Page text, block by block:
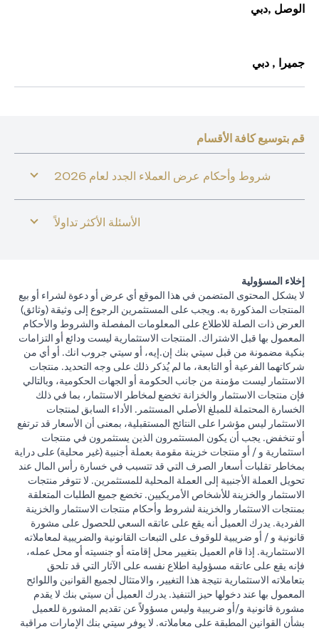
الوصل ,دبي
جميرا , دبي
قم بتوسيع كافة الأقسام
شروط وأحكام عرض العملاء الجدد لعام 2026
الأسئلة الأكثر تداولاً
إخلاء المسؤولية
لا يشكل المحتوى المتضمن في هذا الموقع أي عرض أو دعوة لشراء أو بيع
المنتجات المذكورة به. ويجب على المستثمرين الرجوع إلى وثيقة (وثائق)
العرض ذات الصلة للاطلاع على المعلومات المفصلة والشروط والأحكام
المعمول بها قبل الاشتراك. المنتجات الاستثمارية ليست ودائع أو التزامات
بنكية مضمونة من قبل سيتي بنك إن.إيه، أو سيتي جروب انك. أو أي من
شركاتهما الفرعية أو التابعة، ما لم يُذكر ذلك على وجه التحديد. منتجات
الاستثمار ليست مؤمنة من جانب الحكومة أو الجهات الحكومية، وبالتالي
فإن منتجات الاستثمار والخزانة تخضع لمخاطر الاستثمار، بما في ذلك
الخسارة المحتملة للمبلغ الأصلي المستثمر. الأداء السابق لمنتجات
الاستثمار ليس مؤشرا على النتائج المستقبلية، بمعنى أن الأسعار قد ترتفع
أو تنخفض. يجب أن يكون المستثمرون الذين يستثمرون في منتجات
استثمارية و / أو منتجات خزينة مقومة بعملة أجنبية (غير محلية) على دراية
بمخاطر تقلبات أسعار الصرف التي قد تتسبب في خسارة رأس المال عند
تحويل العملة الأجنبية إلى العملة المحلية للمستثمرين. لا تتوفر منتجات
الاستثمار والخزينة للأشخاص الأمريكيين. تخضع جميع الطلبات المتعلقة
بمنتجات الاستثمار والخزينة لشروط وأحكام منتجات الاستثمار والخزينة
الفردية. يدرك العميل أنه يقع على عاتقه السعي للحصول على مشورة
قانونية و / أو ضريبية للوقوف على التبعات القانونية والضريبية لمعاملاته
الاستثمارية. إذا قام العميل بتغيير محل إقامته أو جنسيته أو محل عمله،
فإنه يقع على عاتقه مسؤولية اطلاع نفسه على الآثار التي قد تلحق
بتعاملاته الاستثمارية نتيجة هذا التغيير، والامتثال لجميع القوانين واللوائح
المعمول بها عند دخولها حيز التنفيذ. يدرك العميل أن سيتي بنك لا يقدم
مشورة قانونية و/أو ضريبية وليس مسؤولاً عن تقديم المشورة للعميل
بشأن القوانين المطبقة على معاملاته. لا يوفر سيتي بنك الإمارات مراقبة